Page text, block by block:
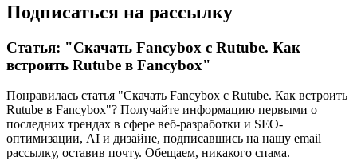
Подписаться на рассылку
Статья: "Скачать Fancybox с Rutube. Как
встроить Rutube в Fancybox"
Понравилась статья "Скачать Fancybox с Rutube. Как встроить
Rutube в Fancybox"? Получайте информацию первыми о
последних трендах в сфере веб-разработки и SEO-
оптимизации, AI и дизайне, подписавшись на нашу email
рассылку, оставив почту. Обещаем, никакого спама.